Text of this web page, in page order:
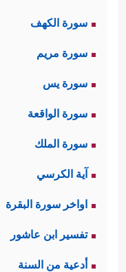
سورة الكهف
سورة مريم
سورة يس
سورة الواقعة
سورة الملك
آية الكرسي
اواخر سورة البقرة
تفسير ابن عاشور
أدعية من السنة